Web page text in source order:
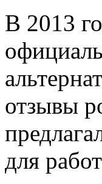
В 2013
отзывы
для